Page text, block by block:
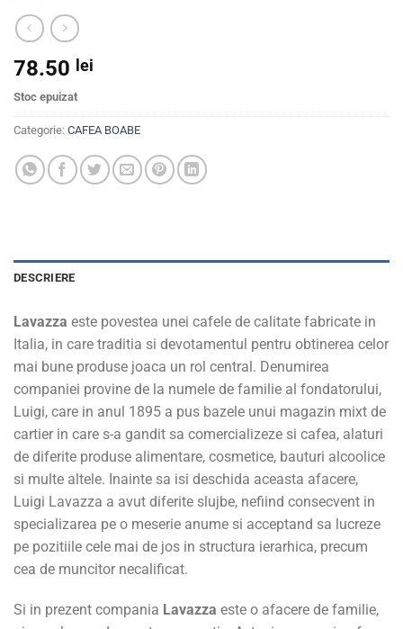
78.50 lei
Stoc epuizat
Categorie: CAFEA BOABE
DESCRIERE
Lavazza este povestea unei cafele de calitate fabricate in
Italia, in care traditia si devotamentul pentru obtinerea celor
mai bune produse joaca un rol central. Denumirea
companiei provine de la numele de familie al fondatorului,
Luigi, care in anul 1895 a pus bazele unui magazin mixt de
cartier in care s-a gandit sa comercializeze si cafea, alaturi
de diferite produse alimentare, cosmetice, bauturi alcoolice
si multe altele. Inainte sa isi deschida aceasta afacere,
Luigi Lavazza a avut diferite slujbe, nefiind consecvent in
specializarea pe o meserie anume si acceptand sa lucreze
pe pozitiile cele mai de jos in structura ierarhica, precum
cea de muncitor necalificat.
Si in prezent compania Lavazza este o afacere de familie,